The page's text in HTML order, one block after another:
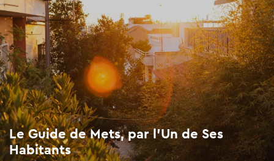
Le Guide de Mets, par l’Un de Ses
Habitants